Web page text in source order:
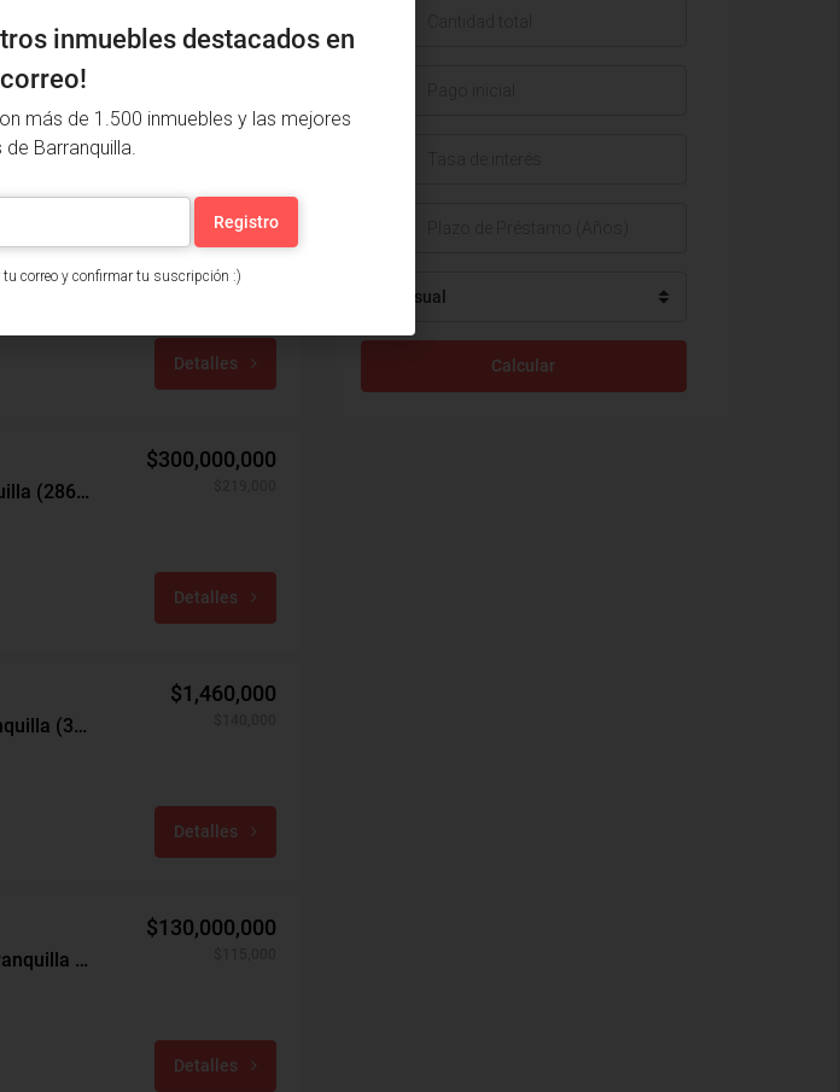
$430,000,000
$504,700
Detalles
Apartamento Venta, El Prado, Barranquilla (28605)
$300,000,000
Detalles
Apartamento Arriendo, Paraíso, Barranquilla (30824)
$1,460,000
Detalles
Apartamento Venta, Las Estrellas, Barranquilla (30041)
$130,000,000
Detalles
Mensual
Calcular
inmuebles destacados en
más de 1.500 inmuebles y las mejores
Barranquilla.
tu correo y confirmar tu suscripción :)